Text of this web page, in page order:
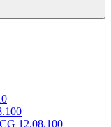
12.08.100